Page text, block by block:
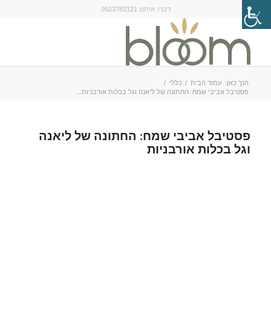
דברו איתנו 0523782121
הנך כאן: עמוד הבית / כללי /
פסטיבל אביבי שמח: החתונה של ליאנה וגל בכלות אורבניות...
פסטיבל אביבי שמח: החתונה של ליאנה
וגל בכלות אורבניות